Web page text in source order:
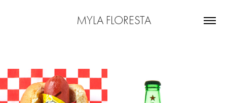
MYLA FLORESTA